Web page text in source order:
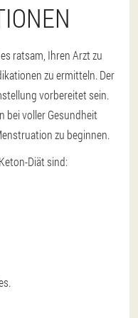
ratsam, Ihren Arzt zu
zu ermitteln. Der
vorbereitet sein.
bei voller Gesundheit
zu beginnen.
Diät sind: